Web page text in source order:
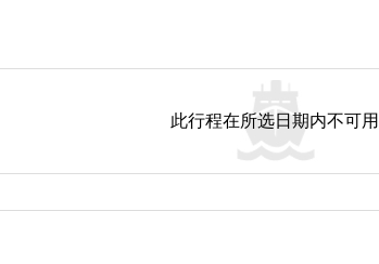
此行程在所选日期内不可用